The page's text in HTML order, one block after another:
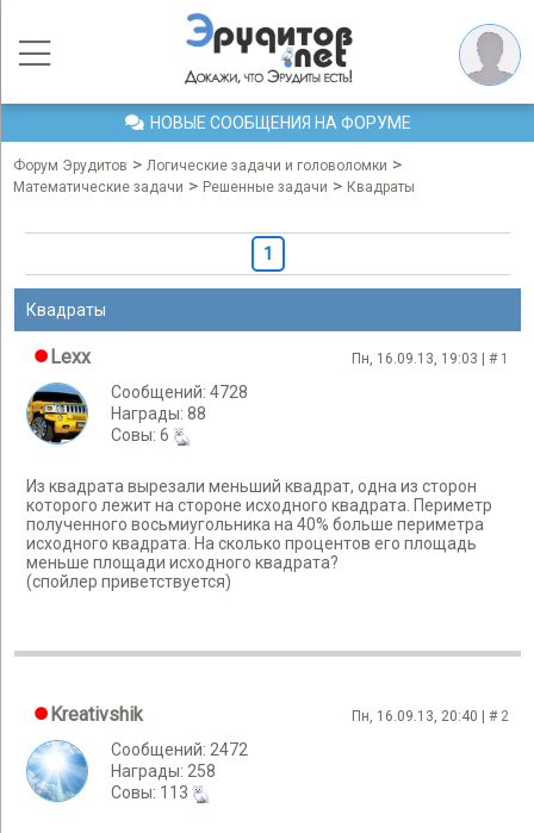
НОВЫЕ СООБЩЕНИЯ НА ФОРУМЕ
Форум Эрудитов > Логические задачи и головоломки >
Математические задачи > Решенные задачи > Квадраты
1
Квадраты
Lexx Пн, 16.09.13, 19:03 | # 1
Сообщений: 4728
Награды: 88
Cовы: 6
Из квадрата вырезали меньший квадрат, одна из сторон
которого лежит на стороне исходного квадрата. Периметр
полученного восьмиугольника на 40% больше периметра
исходного квадрата. На сколько процентов его площадь
меньше площади исходного квадрата?
(спойлер приветствуется)
Kreativshik Пн, 16.09.13, 20:40 | # 2
Сообщений: 2472
Награды: 258
Cовы: 113